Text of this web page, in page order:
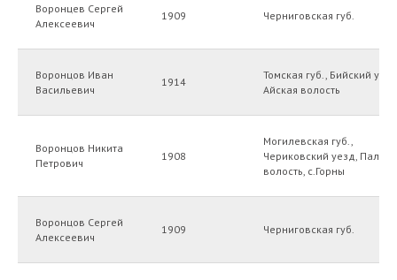
Воронцев Сергей
Алексеевич
1909 Черниговская губ.
Воронцов Иван
Васильевич
1914
Томская губ., Бийский
Айская волость
Воронцов Никита
Петрович
1908
Могилевская губ.,
Чериковский уезд,
волость, с.Горны
Воронцов Сергей
Алексеевич
1909 Черниговская губ.